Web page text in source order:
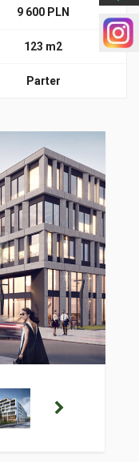
9 600 PLN
123 m2
Parter